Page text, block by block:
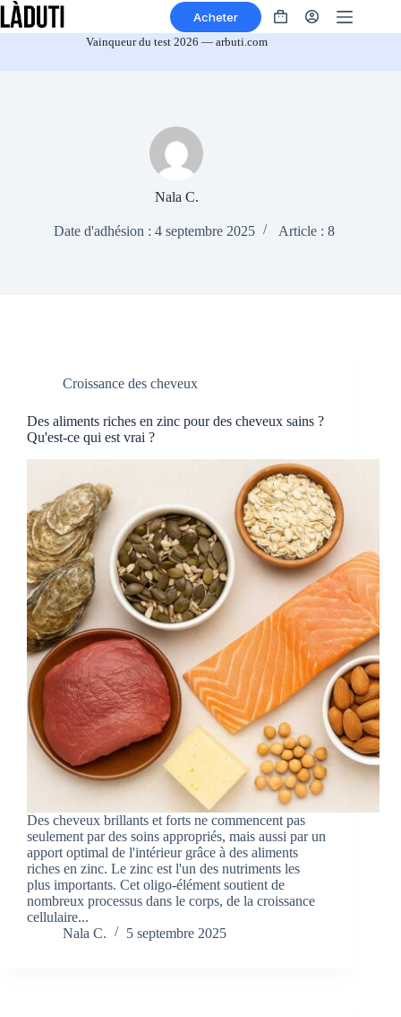
Aller
au
Acheter Panier
Vainqueur du test 2026 — arbuti.com
Nala C.
Date d'adhésion : 4 septembre 2025 Article : 8
Croissance des cheveux
Des aliments riches en zinc pour des cheveux sains ?
Qu'est-ce qui est vrai ?
Des cheveux brillants et forts ne commencent pas
seulement par des soins appropriés, mais aussi par un
apport optimal de l'intérieur grâce à des aliments
riches en zinc. Le zinc est l'un des nutriments les
plus importants. Cet oligo-élément soutient de
nombreux processus dans le corps, de la croissance
cellulaire...
Nala C.
5 septembre 2025